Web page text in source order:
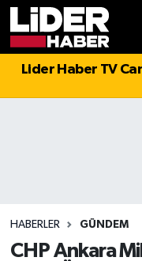
Lider Haber TV
HABERLER GÜNDEM
CHP Ankara
Politika
Magazin
Hava Durumu
Süper Lig Puan